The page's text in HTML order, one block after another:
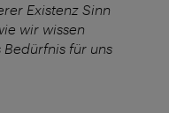
Existenz Sinn
wir wissen
für uns